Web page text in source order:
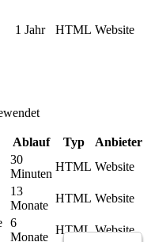
1 Jahr HTML Website
Ablauf Typ
Anbieter
30
Minuten
HTML Website
13
Monate
HTML Website
6
Monate
HTML Website